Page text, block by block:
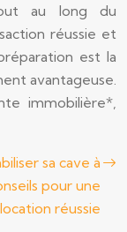
au long du
réussie et
est la
avantageuse.
immobilière*,
sa cave à
pour une
location réussie